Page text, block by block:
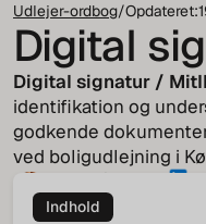
Udlejer-ordbog/Opdateret:
Digital
Digital signatur /
identifikation og
godkende
ved boligudlejning i
Tenna Pindstrup
CEO
Indhold